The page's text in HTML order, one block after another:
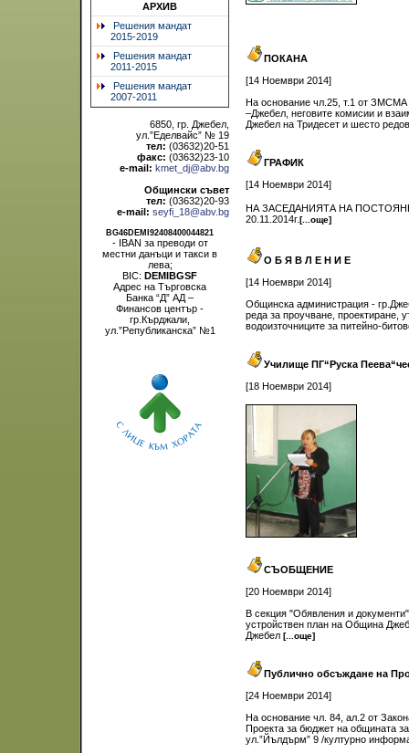
АРХИВ
Решения мандат
2015-2019
Решения мандат
2011-2015
Решения мандат
2007-2011
6850, гр. Джебел,
ул.”Еделвайс” № 19
тел: (03632)20-51
факс: (03632)23-10
e-mail: kmet_dj@abv.bg
Общински съвет
тел: (03632)20-93
e-mail: seyfi_18@abv.bg
BG46DEMI92408400044821
- IBAN за преводи от
местни данъци и такси в
лева;
BIC: DEMIBGSF
Адрес на Търговска
Банка “Д” АД –
Финансов център -
гр.Кърджали,
ул.”Републиканска” №1
ПОКАНА
[14 Ноември 2014]
На основание чл.25, т.1 от ЗМСМА
–Джебел, неговите комисии и
Джебел на Тридесет и шесто
ГРАФИК
[14 Ноември 2014]
НА ЗАСЕДАНИЯТА НА
20.11.2014г.[...още]
О Б Я В Л Е Н И Е
[14 Ноември 2014]
Общинска администрация -
реда за проучване, проектиране,
водоизточниците за питейно-
Училище ПГ“Руска
[18 Ноември 2014]
СЪОБЩЕНИЕ
[20 Ноември 2014]
В секция "Обявления и
устройствен план на Община
Джебел [...още]
Публично обсъждане на
[24 Ноември 2014]
На основание чл. 84, ал.2 от
Проекта за бюджет на общината
ул.”Йълдърм” 9 /културно